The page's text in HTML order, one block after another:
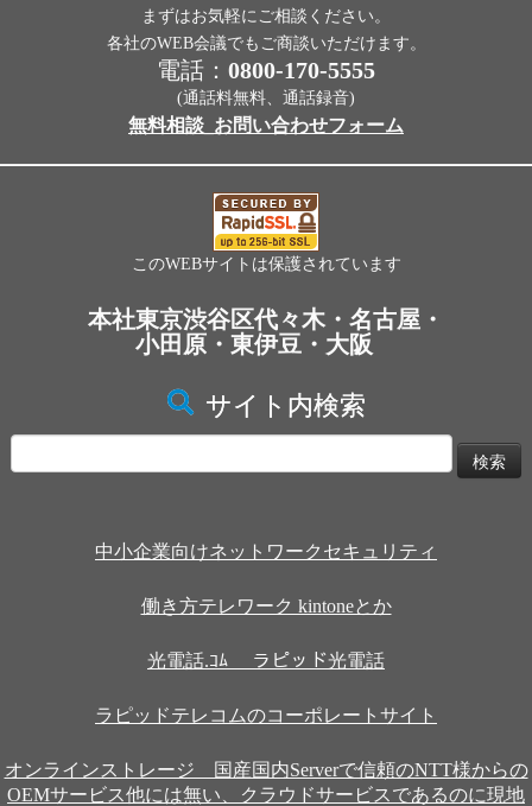
まずはお気軽にご相談ください。
各社のWEB会議でもご商談いただけます。
電話： 0800-170-5555
(通話料無料、通話録音)
無料相談_お問い合わせフォーム
このWEBサイトは保護されています
本社東京渋谷区代々木・名古屋・
小田原・東伊豆・大阪
サイト内検索
索:
中小企業向けネットワークセキュリティ
働き方テレワーク kintoneとか
光電話.ｺﾑ ラピッド光電話
ラピッドテレコムのコーポレートサイト
オンラインストレージ 国産国内Serverで信頼のNTT様からの
OEMサービス他には無い、クラウドサービスであるのに現地